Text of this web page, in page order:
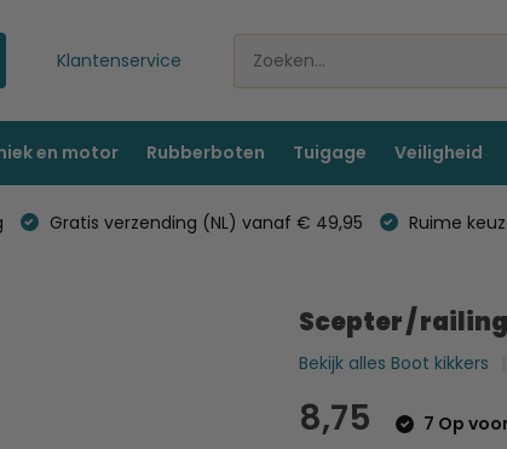
Klantenservice
en motor Rubberboten Tuigage Veiligheid
Gratis verzending (NL) vanaf € 49,95 Ruime
Scepter /
Bekijk alles Boot kikkers
8,75
7 Op